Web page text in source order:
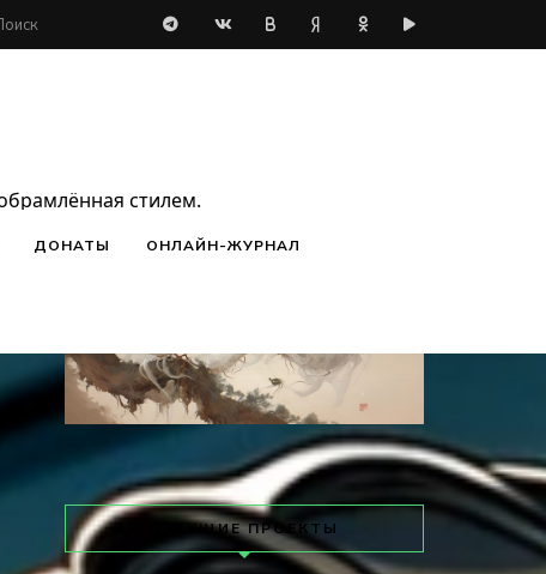
стилем.
ДОНАТЫ ОНЛАЙН-ЖУРНАЛ
ТЕКУЩИЕ ПРОЕКТЫ